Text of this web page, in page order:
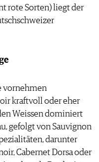
rote Sorten) liegt der
vornehmen
kraftvoll oder eher
Weissen dominiert
gefolgt von Sauvignon
darunter
Cabernet Dorsa oder